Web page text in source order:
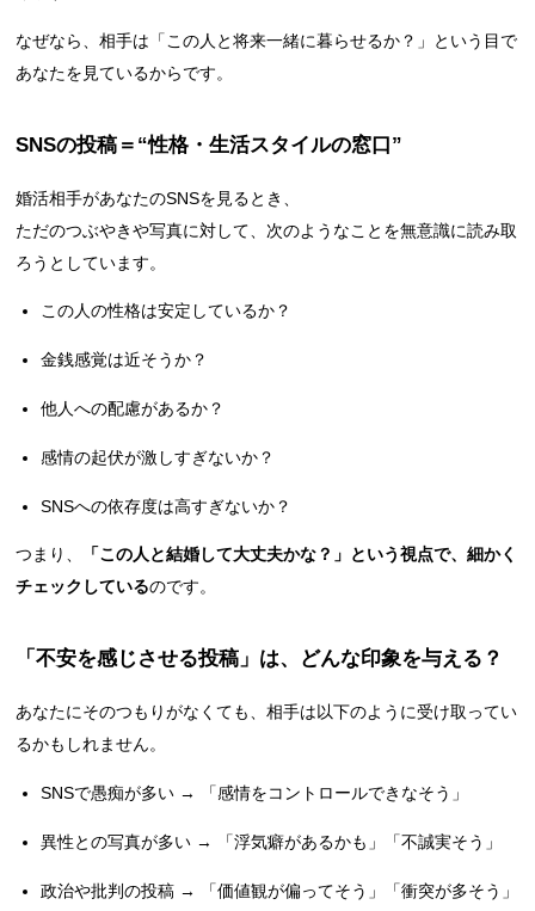
なぜなら、相手は「この人と将来一緒に暮らせるか？」という目で
あなたを見ているからです。
SNSの投稿＝“性格・生活スタイルの窓口”
婚活相手があなたのSNSを見るとき、
ただのつぶやきや写真に対して、次のようなことを無意識に読み取
ろうとしています。
この人の性格は安定しているか？
金銭感覚は近そうか？
他人への配慮があるか？
感情の起伏が激しすぎないか？
SNSへの依存度は高すぎないか？
つまり、
「この人と結婚して大丈夫かな？」という視点で、細かく
チェックしているのです。
「不安を感じさせる投稿」は、どんな印象を与える？
あなたにそのつもりがなくても、相手は以下のように受け取ってい
るかもしれません。
SNSで愚痴が多い → 「感情をコントロールできなそう」
異性との写真が多い → 「浮気癖があるかも」「不誠実そう」
政治や批判の投稿 → 「価値観が偏ってそう」「衝突が多そう」